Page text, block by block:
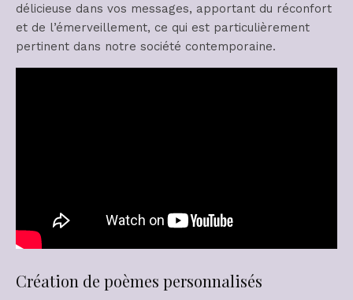
délicieuse dans vos messages, apportant du réconfort
et de l’émerveillement, ce qui est particulièrement
pertinent dans notre société contemporaine.
Création de poèmes personnalisés